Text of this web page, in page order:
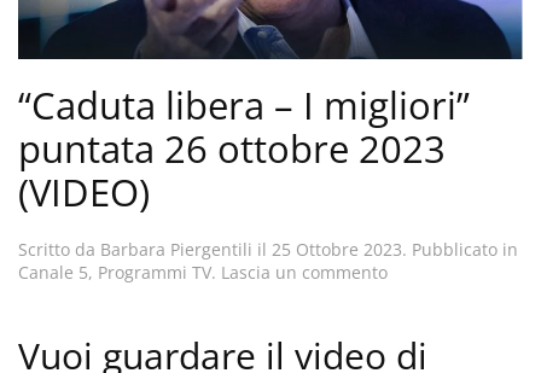
“Caduta libera – I migliori”
puntata 26 ottobre 2023
(VIDEO)
Scritto da Barbara Piergentili il 25 Ottobre 2023. Pubblicato in
Canale 5, Programmi TV. Lascia un commento
Vuoi guardare il video di